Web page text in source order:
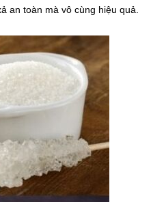
an toàn mà vô cùng hiệu quả.